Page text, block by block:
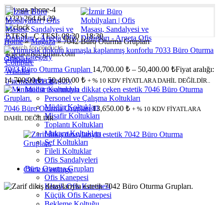
(232) 264 64 29
P.TESİ - C.TESİ: 08:30 - 18:30
argetaofis@gmail.com
Compare
Wishlist
0items/ 0.00₺
Select category
Select category
Müdür Koltukları
Personel ve Çalışma Koltukları
Müdür Koltukları
Misafir Koltukları
Toplantı Koltukları
Makam Koltukları
Şef Koltukları
Fileli Koltuklar
Ofis Sandalyeleri
Büro Oturma Grupları
Ofis Kanepesi
Klasik Ofis Kanepesi
Küçük Ofis Kanepesi
Home»Mağaza»7042 Büro Oturma Grupları
7033 Büro Oturma Grupları 14,700.00 ₺ – 50,400.00 ₺Fiyat aralığı:
14,700.00 ₺ - 50,400.00 ₺ + % 10 KDV FİYATLARA DAHİL DEĞİLDİR..
7046 Büro Oturma Grupları13,650.00 ₺ + % 10 KDV FİYATLARA
DAHİL DEĞİLDİR..
Click to enlarge